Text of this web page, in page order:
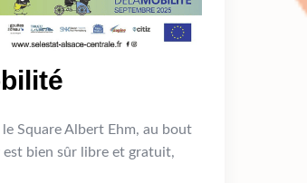
Square Albert Ehm, au bout
est bien sûr libre et gratuit,